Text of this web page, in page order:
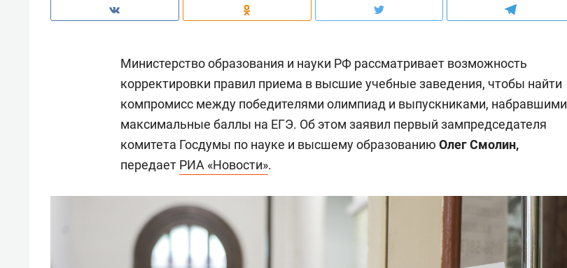
Министерство образования и науки РФ рассматривает возможность
корректировки правил приема в высшие учебные заведения, чтобы найти
компромисс между победителями олимпиад и выпускниками, набравшими
максимальные баллы на ЕГЭ. Об этом заявил первый зампредседателя
комитета Госдумы по науке и высшему образованию Олег Смолин,
передает РИА «Новости».